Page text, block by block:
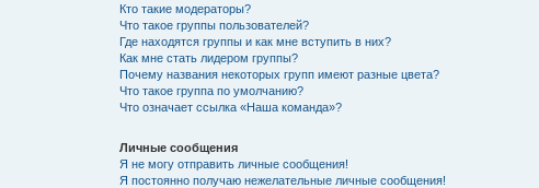
Кто такие модераторы?
Что такое группы пользователей?
Где находятся группы и как мне вступить в них?
Как мне стать лидером группы?
Почему названия некоторых групп имеют разные цвета?
Что такое группа по умолчанию?
Что означает ссылка «Наша команда»?
Личные сообщения
Я не могу отправить личные сообщения!
Я постоянно получаю нежелательные личные сообщения!